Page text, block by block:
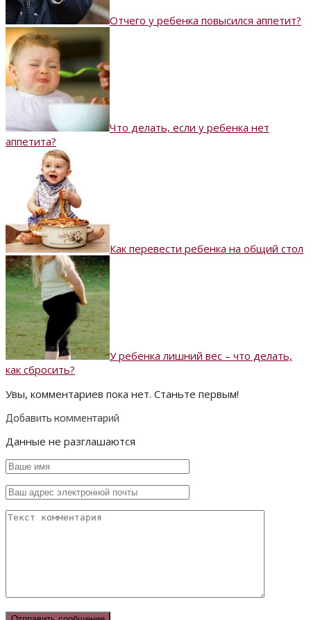
Отчего у ребенка повысился аппетит?
Что делать, если у ребенка нет
аппетита?
Как перевести ребенка на общий стол
У ребенка лишний вес – что делать,
как сбросить?
Увы, комментариев пока нет. Станьте первым!
Добавить комментарий
Данные не разглашаются